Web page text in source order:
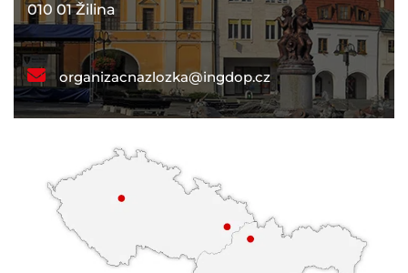
010 01 Žilina
organizacnazlozka@ingdop.cz